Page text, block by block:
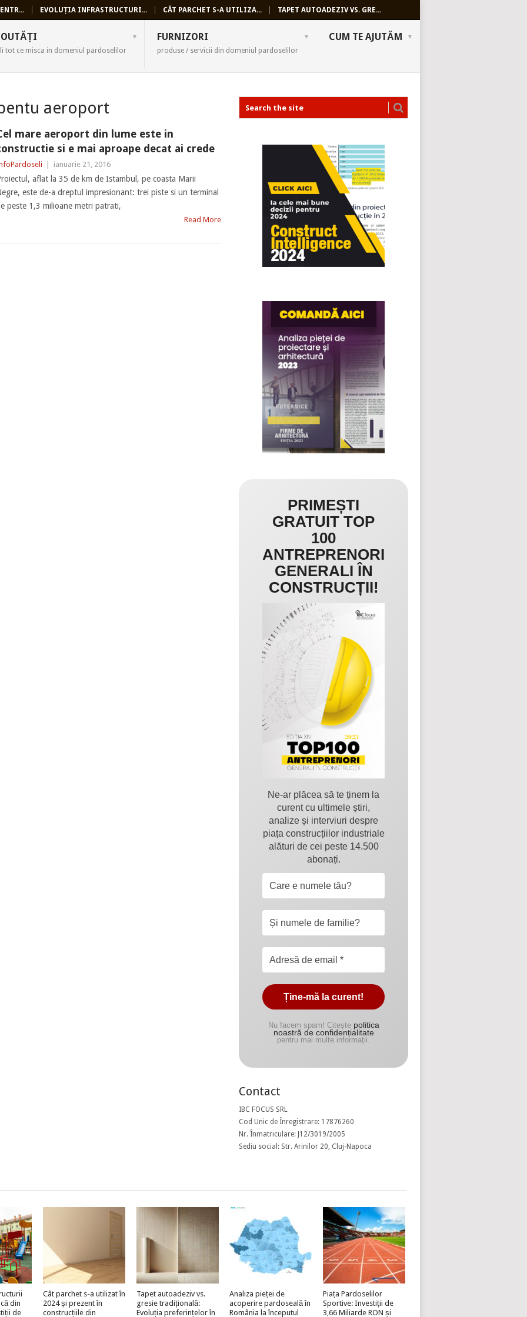
EVOLUȚIA INFRASTRUCTURI... CÂT PARCHET S-A UTILIZA... TAPET AUTOADEZIV VS. GRE...
tot ce misca in domeniul pardoselilor
FURNIZORI
produse / servicii din domeniul pardoselilor
CUM TE AJUTĂM
aeroport
mare aeroport din lume este in
si e mai aproape decat ai crede
ianuarie 21, 2016
aflat la 35 de km de Istambul, pe coasta Marii
este de-a dreptul impresionant: trei piste si un terminal
peste 1,3 milioane metri patrati,
Read More
PRIMEȘTI
GRATUIT TOP
100
ANTREPRENORI
GENERALI ÎN
CONSTRUCȚII!
Ne-ar plăcea să te ținem la
curent cu ultimele știri,
analize și interviuri despre
piața construcțiilor industriale
alături de cei peste 14.500
abonați.
Nu facem spam! Citește politica
noastră de confidențialitate
pentru mai multe informații.
Contact
IBC FOCUS SRL
Cod Unic de Înregistrare: 17876260
Nr. Înmatriculare: J12/3019/2005
Sediu social: Str. Arinilor 20, Cluj-Napoca
din
de
Cât parchet s-a utilizat în
2024 și prezent în
construcțiile din
Tapet autoadeziv vs.
gresie tradițională:
Evoluția preferințelor în
Analiza pieței de
acoperire pardoseală în
România la începutul
Piața Pardoselilor
Sportive: Investiții de
3,66 Miliarde RON și